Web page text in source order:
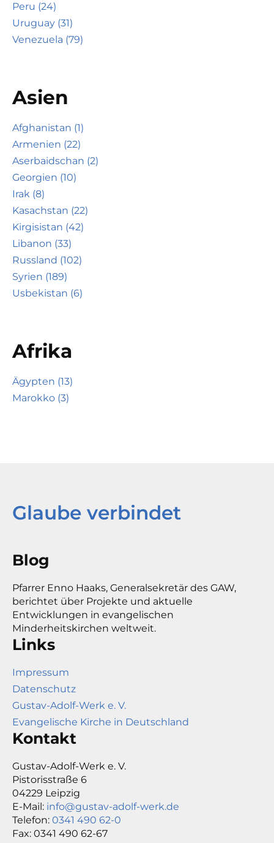
Peru (24)
Uruguay (31)
Venezuela (79)
Asien
Afghanistan (1)
Armenien (22)
Aserbaidschan (2)
Georgien (10)
Irak (8)
Kasachstan (22)
Kirgisistan (42)
Libanon (33)
Russland (102)
Syrien (189)
Usbekistan (6)
Afrika
Ägypten (13)
Marokko (3)
Glaube verbindet
Blog
Pfarrer Enno Haaks, Generalsekretär des GAW,
berichtet über Projekte und aktuelle
Entwicklungen in evangelischen
Minderheitskirchen weltweit.
Links
Impressum
Datenschutz
Gustav-Adolf-Werk e. V.
Evangelische Kirche in Deutschland
Kontakt
Gustav-Adolf-Werk e. V.
Pistorisstraße 6
04229 Leipzig
E-Mail: info@gustav-adolf-werk.de
Telefon: 0341 490 62-0
Fax: 0341 490 62-67